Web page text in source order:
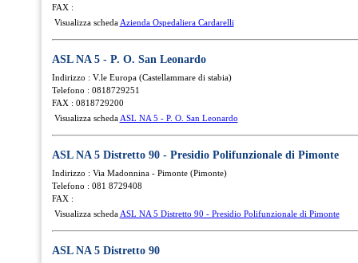
FAX :
Visualizza scheda Azienda Ospedaliera Cardarelli
ASL NA 5 - P. O. San Leonardo
Indirizzo : V.le Europa (Castellammare di stabia)
Telefono : 0818729251
FAX : 0818729200
Visualizza scheda ASL NA 5 - P. O. San Leonardo
ASL NA 5 Distretto 90 - Presidio Polifunzionale di Pimonte
Indirizzo : Via Madonnina - Pimonte (Pimonte)
Telefono : 081 8729408
FAX :
Visualizza scheda ASL NA 5 Distretto 90 - Presidio Polifunzionale di Pimonte
ASL NA 5 Distretto 90